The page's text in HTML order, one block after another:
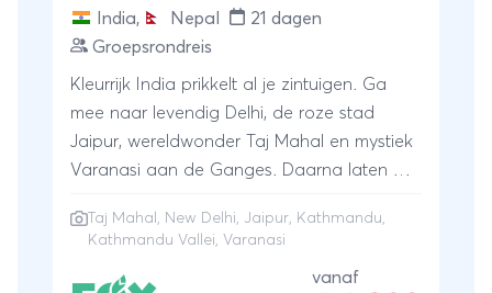
India, Nepal
21 dagen
Groepsrondreis
Kleurrijk India prikkelt al je zintuigen. Ga
mee naar levendig Delhi, de roze stad
Jaipur, wereldwonder Taj Mahal en mystiek
Varanasi aan de Ganges. Daarna laten we
zoek naar de neushoorn en zien de
Taj Mahal , New Delhi, Jaipur, Kathmandu,
Kathmandu Vallei, Varanasi
vanaf